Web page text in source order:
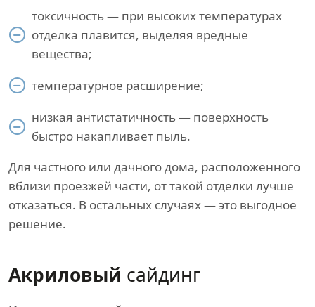
токсичность — при высоких температурах
отделка плавится, выделяя вредные
вещества;
температурное расширение;
низкая антистатичность — поверхность
быстро накапливает пыль.
Для частного или дачного дома, расположенного
вблизи проезжей части, от такой отделки лучше
отказаться. В остальных случаях — это выгодное
решение.
Акриловый сайдинг